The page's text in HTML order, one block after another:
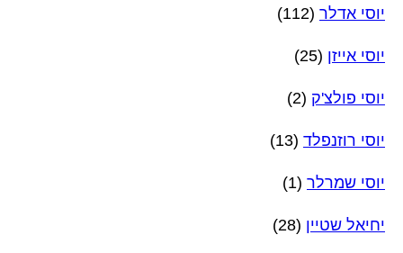
יוסי אדלר (112)
יוסי אייזן (25)
יוסי פולצ'ק (2)
יוסי רוזנפלד (13)
יוסי שמרלר (1)
יחיאל שטיין (28)